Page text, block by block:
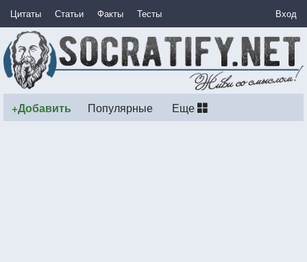
Цитаты Статьи Факты Тесты Вход
+Добавить Популярные Еще